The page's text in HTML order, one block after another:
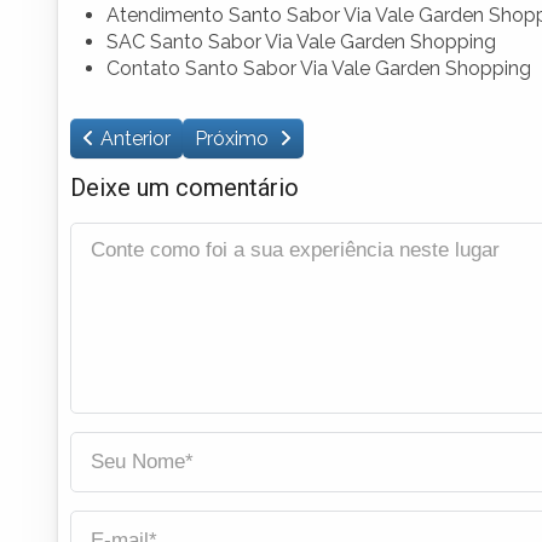
Atendimento Santo Sabor Via Vale Garden
SAC Santo Sabor Via Vale Garden Shopping
Contato Santo Sabor Via Vale Garden Shopping
Anterior Próximo
Deixe um comentário